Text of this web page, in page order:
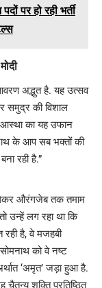
पर हो रही भर्ती
अद्भुत है. यह उत्सव
समुद्र की विशाल
का यह उफान
के आप सब भक्तों की
रही है.”
औरंगजेब तक तमाम
उन्हें लग रहा था कि
है, वे मजहबी
को वे नष्ट
‘अमृत’ जड़ा हुआ है.
शक्ति प्रतिष्ठित